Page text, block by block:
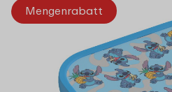
Mengenrabatt